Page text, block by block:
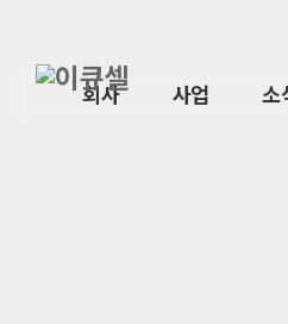
회사 사업 소